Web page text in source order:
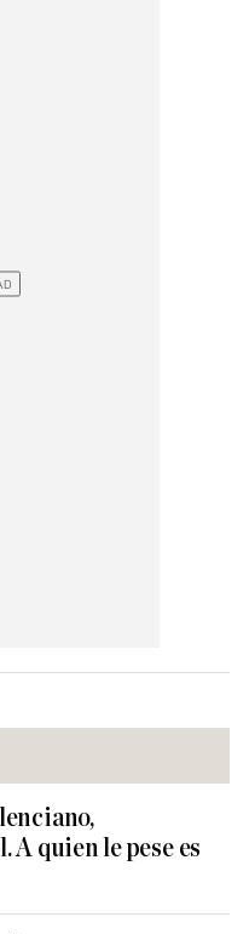
A quien le pese es